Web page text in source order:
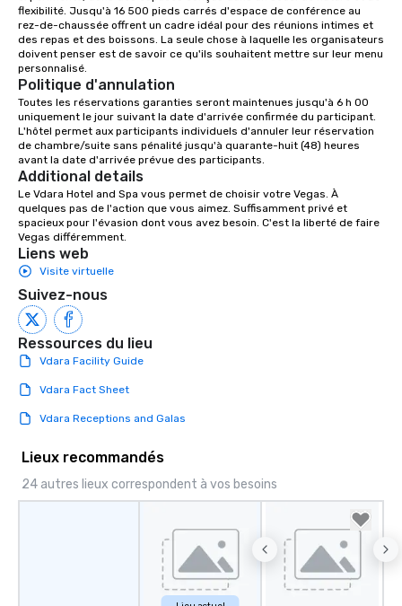
flexibilité. Jusqu'à 16 500 pieds carrés d'espace de conférence au
rez-de-chaussée offrent un cadre idéal pour des réunions intimes et
des repas et des boissons. La seule chose à laquelle les organisateurs
doivent penser est de savoir ce qu'ils souhaitent mettre sur leur menu
personnalisé.
Politique d'annulation
Toutes les réservations garanties seront maintenues jusqu'à 6 h 00
uniquement le jour suivant la date d'arrivée confirmée du participant.
L'hôtel permet aux participants individuels d'annuler leur réservation
de chambre/suite sans pénalité jusqu'à quarante-huit (48) heures
avant la date d'arrivée prévue des participants.
Additional details
Le Vdara Hotel and Spa vous permet de choisir votre Vegas. À
quelques pas de l'action que vous aimez. Suffisamment privé et
spacieux pour l'évasion dont vous avez besoin. C'est la liberté de faire
Vegas différemment.
Liens web
Visite virtuelle
Suivez-nous
Ressources du lieu
Vdara Facility Guide
Vdara Fact Sheet
Vdara Receptions and Galas
Lieux recommandés
24 autres lieux correspondent à vos besoins